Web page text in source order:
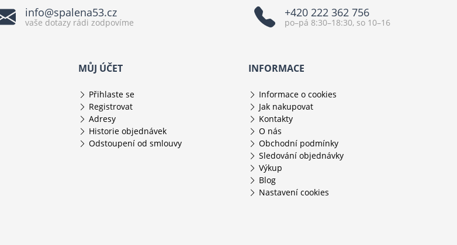
info@spalena53.cz
vaše dotazy rádi zodpovíme
+420 222 362 756
po–pá 8:30–18:30, so 10–16
MŮJ ÚČET
Přihlaste se
Registrovat
Adresy
Historie objednávek
Odstoupení od smlouvy
INFORMACE
Informace o cookies
Jak nakupovat
Kontakty
O nás
Obchodní podmínky
Sledování objednávky
Výkup
Blog
Nastavení cookies